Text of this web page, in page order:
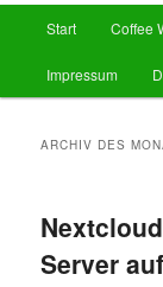
Zum
primären
Zum
sekundären
Start Coffee
Impressum
ARCHIV DES
Server